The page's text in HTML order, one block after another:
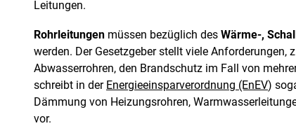
Leitungen.
Rohrleitungen müssen bezüglich des Wärme-,
werden. Der Gesetzgeber stellt viele Anforderungen,
Abwasserrohren, den Brandschutz im Fall von
schreibt in der Energieeinsparverordnung (EnEV)
Dämmung von Heizungsrohren,
vor.